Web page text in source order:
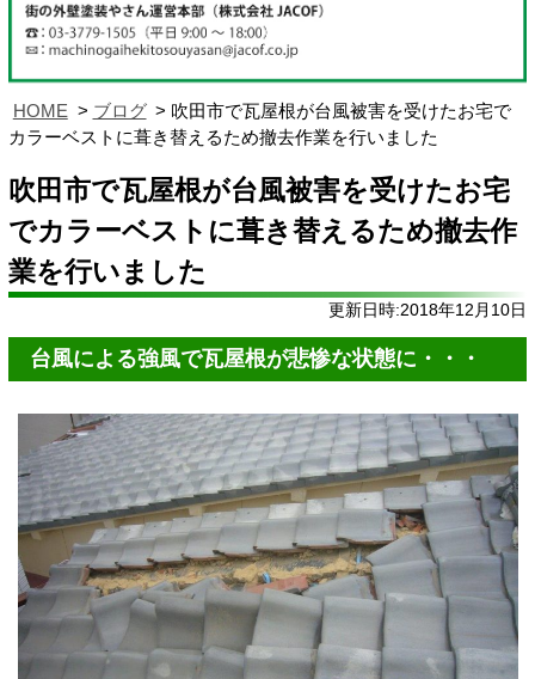
HOME ブログ
吹田市で瓦屋根が台風被害を受けたお宅で
カラーベストに葺き替えるため撤去作業を行いました
吹田市で瓦屋根が台風被害を受けたお宅
でカラーベストに葺き替えるため撤去作
業を行いました
更新日時:2018年12月10日
台風による強風で瓦屋根が悲惨な状態に・・・